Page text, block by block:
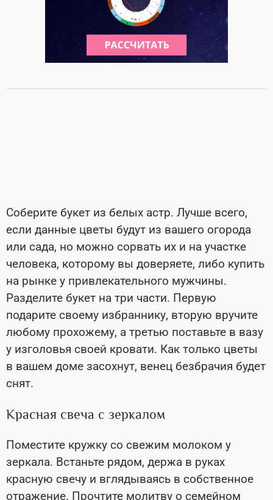
Соберите букет из белых астр. Лучше всего,
если данные цветы будут из вашего огорода
или сада, но можно сорвать их и на участке
человека, которому вы доверяете, либо купить
на рынке у привлекательного мужчины.
Разделите букет на три части. Первую
подарите своему избраннику, вторую вручите
любому прохожему, а третью поставьте в вазу
у изголовья своей кровати. Как только цветы
в вашем доме засохнут, венец безбрачия будет
снят.
Красная свеча с зеркалом
Поместите кружку со свежим молоком у
зеркала. Встаньте рядом, держа в руках
красную свечу и вглядываясь в собственное
отражение. Прочтите молитву о семейном